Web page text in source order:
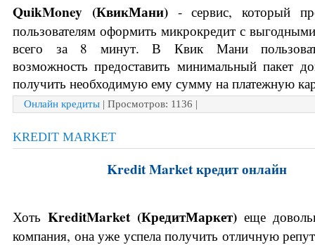
QuikMoney (КвикМани) - сервис, который
пользователям оформить микрокредит с
всего за 8 минут. В Квик Мани
возможность предоставить минимальный пакет
получить необходимую ему сумму на платежную
Онлайн кредиты | Просмотров: 1136 |
KREDIT MARKET
Kredit Market кредит онлайн
Хоть KreditMarket (КредитМаркет) еще
компания, она уже успела получить отличную